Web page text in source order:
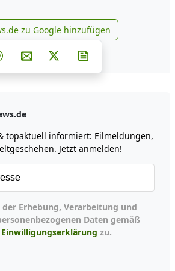
news.de zu Google
zu Google hinzufügen
Teilen auf Facebook
Teilen auf Whatsapp
Teilen auf Telegram
Teilen auf Pinterest
Per E-Mail teilen
Post auf X
topaktuell informiert: Eilmeldungen,
Jetzt anmelden!
Daten gemäß
zu.